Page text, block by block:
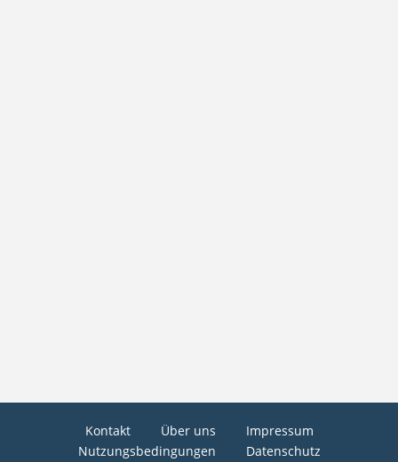
Kontakt Über uns
Impressum
Nutzungsbedingungen
Datenschutz